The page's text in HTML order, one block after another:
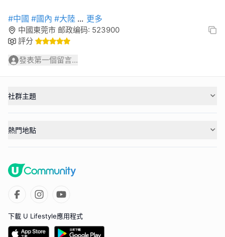
#中國 #國內 #大陸 ... 更多
中國東莞市 邮政编码: 523900
評分
發表第一個留言...
社群主題
熱門地點
下載 U Lifestyle應用程式